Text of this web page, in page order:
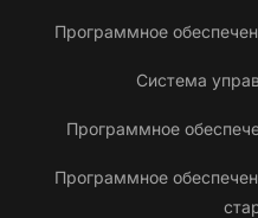
Программное
Система
Программное
Программное